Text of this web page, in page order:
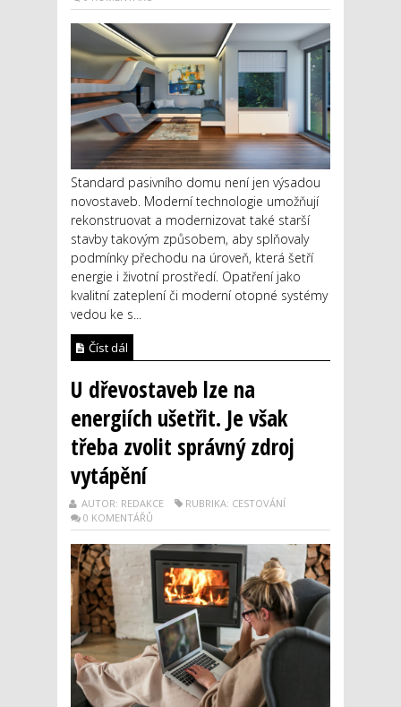
Standard pasivního domu není jen výsadou
novostaveb. Moderní technologie umožňují
rekonstruovat a modernizovat také starší
stavby takovým způsobem, aby splňovaly
podmínky přechodu na úroveň, která šetří
energie i životní prostředí. Opatření jako
kvalitní zateplení či moderní otopné systémy
vedou ke s...
Číst dál
U dřevostaveb lze na
energiích ušetřit. Je však
třeba zvolit správný zdroj
vytápění
AUTOR: REDAKCE
RUBRIKA: CESTOVÁNÍ
0 KOMENTÁŘŮ